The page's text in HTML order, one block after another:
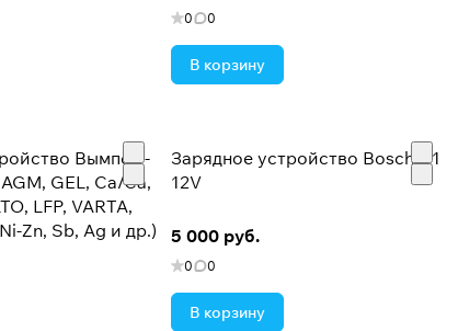
0 0
В корзину
Вымпел -
GEL, Ca/Ca,
LFP, VARTA,
Zn, Sb, Ag и др.)
Зарядное устройство Bosch C1
12V
5 000 руб.
0 0
В корзину